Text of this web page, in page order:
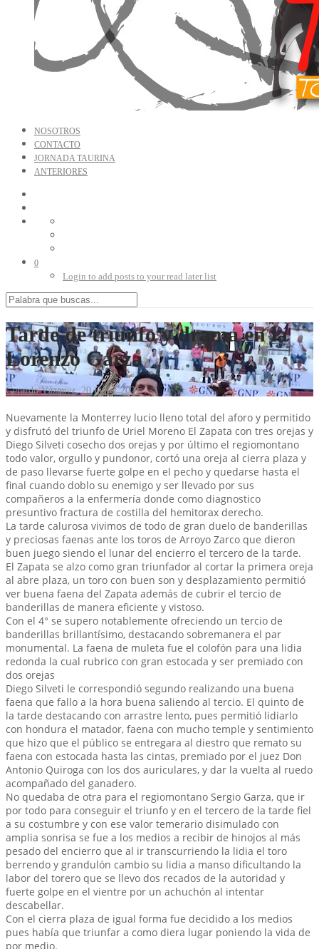
NOSOTROS
CONTACTO
JORNADA TAURINA
ANTERIORES
0
Login to add posts to your read later list
Tarde de triunfo y drama en la
Lorenzo Garza
Gerardo Vázquez,20 junio, 2021
Nuevamente la Monterrey lucio lleno total del aforo y permitido
y disfrutó del triunfo de Uriel Moreno El Zapata con tres orejas y
Diego Silveti cosecho dos orejas y por último el regiomontano
todo valor, orgullo y pundonor, cortó una oreja al cierra plaza y
de paso llevarse fuerte golpe en el pecho y quedarse hasta el
final cuando doblo su enemigo y ser llevado por sus
compañeros a la enfermería donde como diagnostico
presuntivo fractura de costilla del hemitorax derecho.
La tarde calurosa vivimos de todo de gran duelo de banderillas
y preciosas faenas ante los toros de Arroyo Zarco que dieron
buen juego siendo el lunar del encierro el tercero de la tarde.
El Zapata se alzo como gran triunfador al cortar la primera oreja
al abre plaza, un toro con buen son y desplazamiento permitió
ver buena faena del Zapata además de cubrir el tercio de
banderillas de manera eficiente y vistoso.
Con el 4° se supero notablemente ofreciendo un tercio de
banderillas brillantísimo, destacando sobremanera el par
monumental. La faena de muleta fue el colofón para una lidia
redonda la cual rubrico con gran estocada y ser premiado con
dos orejas
Diego Silveti le correspondió segundo realizando una buena
faena que fallo a la hora buena saliendo al tercio. El quinto de
la tarde destacando con arrastre lento, pues permitió lidiarlo
con hondura el matador, faena con mucho temple y sentimiento
que hizo que el público se entregara al diestro que remato su
faena con estocada hasta las cintas, premiado por el juez Don
Antonio Quiroga con los dos auriculares, y dar la vuelta al ruedo
acompañado del ganadero.
No quedaba de otra para el regiomontano Sergio Garza, que ir
por todo para conseguir el triunfo y en el tercero de la tarde fiel
a su costumbre y con ese valor temerario disimulado con
amplia sonrisa se fue a los medios a recibir de hinojos al más
pesado del encierro que al ir transcurriendo la lidia el toro
berrendo y grandulón cambio su lidia a manso dificultando la
labor del torero que se llevo dos recados de la autoridad y
fuerte golpe en el vientre por un achuchón al intentar
descabellar.
Con el cierra plaza de igual forma fue decidido a los medios
pues había que triunfar a como diera lugar poniendo la vida de
por medio.